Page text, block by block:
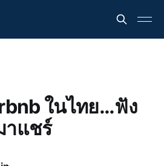
ในไทย…ฟัง
าแชร์